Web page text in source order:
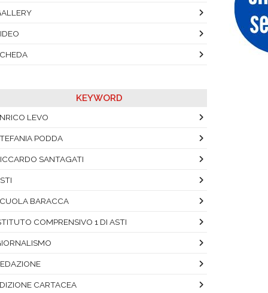
KEYWORD
LEVO
PODDA
SANTAGATI
BARACCA
COMPRENSIVO 1 DI ASTI
CARTACEA